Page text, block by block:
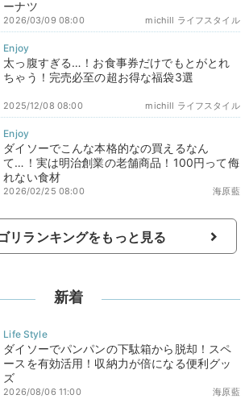
ーナツ
michill ライフスタイル
2026/03/09 08:00
太っ腹すぎる…！お食事券だけでもとがとれ
ちゃう！完売必至の超お得な福袋3選
michill ライフスタイル
2025/12/08 08:00
ダイソーでこんな本格的なの買えるなん
て…！実は明治創業の老舗商品！100円って侮
れない食材
海原藍
2026/02/25 08:00
リランキングをもっと見る
新着
ダイソーでパンパンの下駄箱から脱却！スペ
ースを有効活用！収納力が倍になる便利グッ
ズ
海原藍
2026/08/06 11:00